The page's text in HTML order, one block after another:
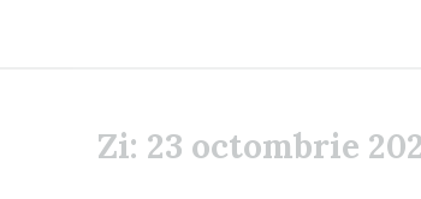
Zi: 23 octombrie